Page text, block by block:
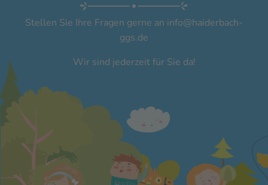
Stellen Sie Ihre Fragen gerne an info@haiderbach-
ggs.de
Wir sind jederzeit für Sie da!